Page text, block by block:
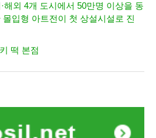
해외 4개 도시에서 50만명 이상을 동
입형 아트전이 첫 상설시설로 진
떡 본점